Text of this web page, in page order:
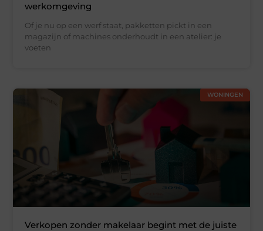
werkomgeving
Of je nu op een werf staat, pakketten pickt in een
magazijn of machines onderhoudt in een atelier: je
voeten
WONINGEN
Verkopen zonder makelaar begint met de juiste